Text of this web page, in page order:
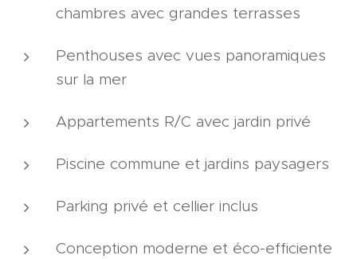
chambres avec grandes terrasses
Penthouses avec vues panoramiques
sur la mer
Appartements R/C avec jardin privé
Piscine commune et jardins paysagers
Parking privé et cellier inclus
Conception moderne et éco-efficiente